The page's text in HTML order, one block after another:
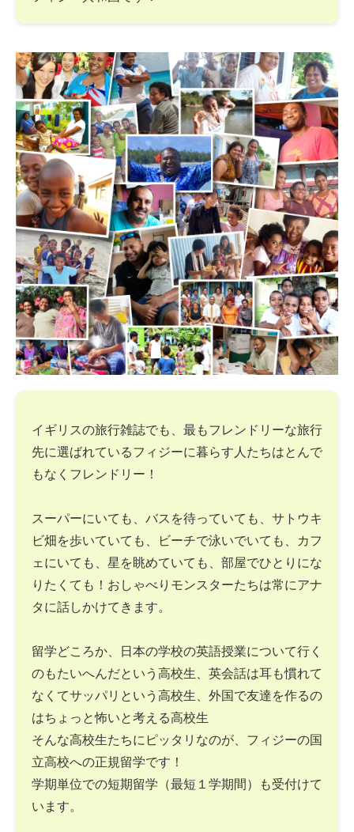
イギリスの旅行雑誌でも、最もフレンドリーな旅行
先に選ばれているフィジーに暮らす人たちはとんで
もなくフレンドリー！
スーパーにいても、バスを待っていても、サトウキ
ビ畑を歩いていても、ビーチで泳いでいても、カフ
ェにいても、星を眺めていても、部屋でひとりにな
りたくても！おしゃべりモンスターたちは常にアナ
タに話しかけてきます。
留学どころか、日本の学校の英語授業について行く
のもたいへんだという高校生、英会話は耳も慣れて
なくてサッパリという高校生、外国で友達を作るの
はちょっと怖いと考える高校生
そんな高校生たちにピッタリなのが、フィジーの国
立高校への正規留学です！
学期単位での短期留学（最短１学期間）も受付けて
います。